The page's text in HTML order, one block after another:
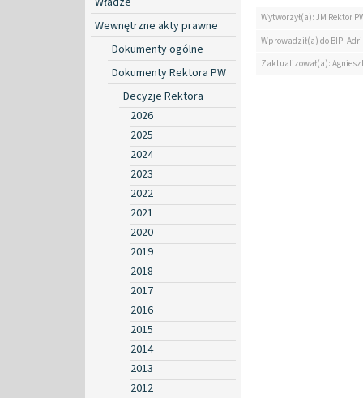
Wewnętrzne akty prawne
Dokumenty ogólne
Dokumenty Rektora PW
Decyzje Rektora
2026
2025
2024
2023
2022
2021
2020
2019
2018
2017
2016
2015
2014
2013
2012
Wytworzył(a): JM Rektor
Wprowadził(a) do BIP:
Zaktualizował(a):